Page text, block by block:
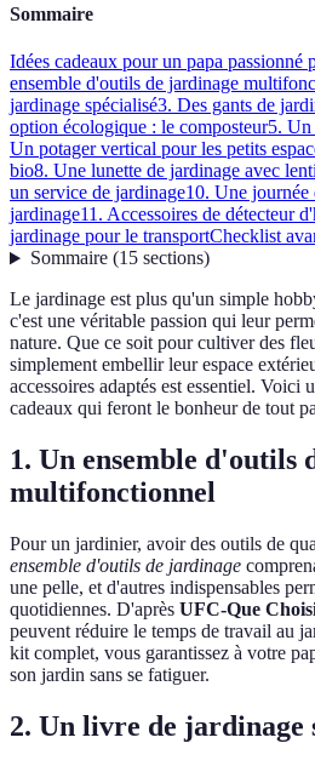
Sommaire
Idées cadeaux pour un papa passionné
ensemble d'outils de jardinage
jardinage spécialisé3. Des gants de
option écologique : le composteur5. Un
Un potager vertical pour les petits
bio8. Une lunette de jardinage avec
un service de jardinage10. Une journée
jardinage11. Accessoires de détecteur
jardinage pour le transportChecklist
Sommaire(15 sections)
Le jardinage est plus qu'un simple
c'est une véritable passion qui leur
nature. Que ce soit pour cultiver des
simplement embellir leur espace
accessoires adaptés est essentiel. Voici
cadeaux qui feront le bonheur de tout
1. Un ensemble d'outils
multifonctionnel
Pour un jardinier, avoir des outils de
ensemble d'outils de jardinage
une pelle, et d'autres indispensables
quotidiennes. D'après UFC-Que
peuvent réduire le temps de travail au
kit complet, vous garantissez à votre
son jardin sans se fatiguer.
2. Un livre de jardinage